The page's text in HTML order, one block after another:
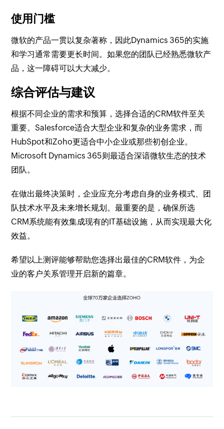
使用门槛
微软的产品一贯以复杂著称，因此Dynamics 365的实施
和学习通常需要更长时间。如果您的团队已经熟悉微软产
品，这一障碍可以大大减少。
综合评估与建议
根据不同企业的需求和预算，选择合适的CRM软件至关
重要。Salesforce适合大型企业和复杂的业务需求，而
HubSpot和Zoho更适合中小企业或那些初创企业。
Microsoft Dynamics 365则最适合深谙微软生态的技术
团队。
在做出最终决策时，企业应充分考虑自身的业务模式、团
队技术水平及未来增长规划。最重要的是，确保所选
CRM系统能有效集成现有的IT基础设施，从而实现最大化
效益。
希望以上测评能够帮助您选择出最佳的CRM软件，为企
业的客户关系管理开启新的篇章。